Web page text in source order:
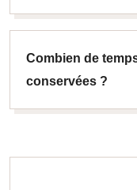
Combien de
conservées ?